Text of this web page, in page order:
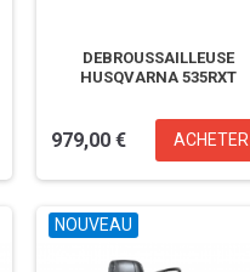
DEBROUSSAILLEUSE
HUSQVARNA 535RXT
979,00 € ACHETER
NOUVEAU